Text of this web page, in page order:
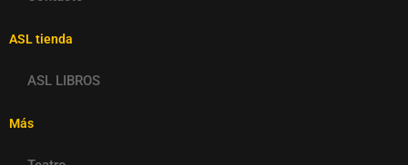
ASL tienda
ASL LIBROS
Más